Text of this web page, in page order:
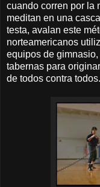
cuando corren por la
meditan en una
testa, avalan este
norteamericanos
equipos de
tabernas para
de todos contra todos.